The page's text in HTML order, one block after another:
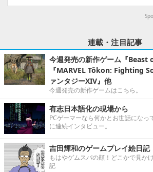
連載・注目記事
今週発売の新作ゲーム『Beast
『MARVEL Tōkon: Fighting
ァンタジーXIV』他
今週発売の新作ゲームはこちら。
有志日本語化の現場から
PCゲーマーなら何かとお世話にな
に連続インタビュー。
吉田輝和のゲームプレイ絵日記
もはやゲムスパの顔！どこかで見か
記